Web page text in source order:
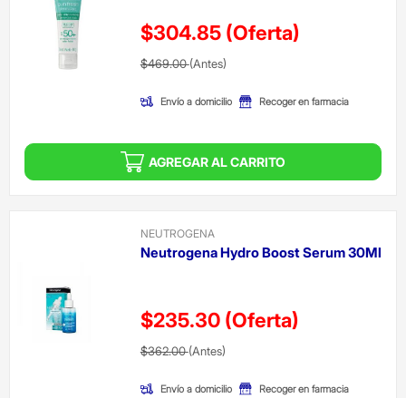
$304.85 (Oferta)
Precio reducido de
$469.00(Antes)(Oferta)
Envío a domicilio Recoger en farmacia
AGREGAR AL CARRITO
NEUTROGENA
Neutrogena Hydro Boost Serum 30Ml
$235.30 (Oferta)
Precio reducido de
$362.00(Antes)(Oferta)
Envío a domicilio Recoger en farmacia